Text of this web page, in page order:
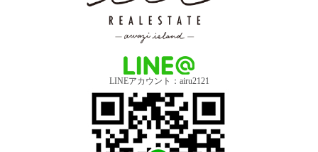
LINEアカウント：airu2121